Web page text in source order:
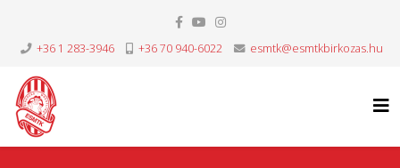
+36 1 283-3946 +36 70 940-6022 esmtk@esmtkbirkozas.hu